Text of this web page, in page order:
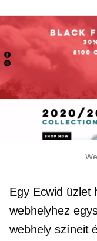
Egy Ecwid üzlet
webhelyhez
webhely színeit